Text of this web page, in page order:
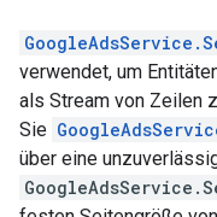
verwendet, um
als Stream von Zeilen
Sie
über eine